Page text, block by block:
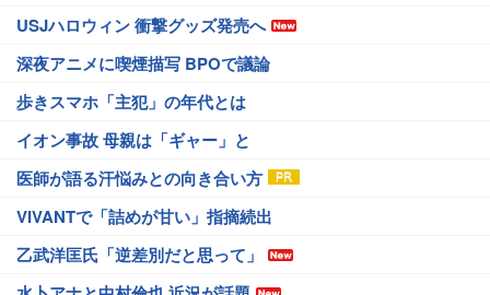
USJハロウィン 衝撃グッズ発売へ
深夜アニメに喫煙描写 BPOで議論
歩きスマホ「主犯」の年代とは
イオン事故 母親は「ギャー」と
医師が語る汗悩みとの向き合い方
VIVANTで「詰めが甘い」指摘続出
乙武洋匡氏「逆差別だと思って」